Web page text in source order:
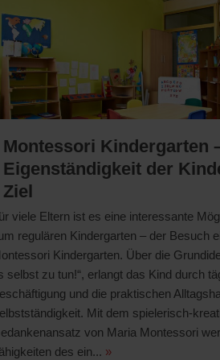
Montessori Kindergarten
Eigenständigkeit der
Ziel
viele Eltern ist es eine interessante
regulären Kindergarten – der Besuch
Kindergarten. Über die
selbst zu tun!“, erlangt das Kind durch
und die praktischen
Mit dem spielerisch-
von Maria Montessori
des ein... »